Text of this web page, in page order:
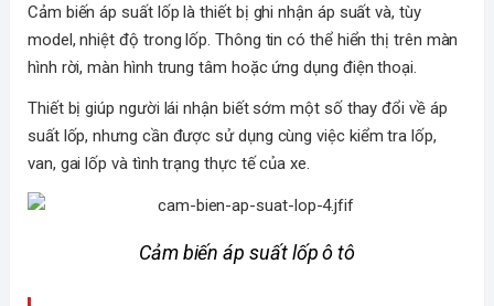
Cảm biến áp suất lốp là thiết bị ghi nhận áp suất và, tùy
model, nhiệt độ trong lốp. Thông tin có thể hiển thị trên màn
hình rời, màn hình trung tâm hoặc ứng dụng điện thoại.
Thiết bị giúp người lái nhận biết sớm một số thay đổi về áp
suất lốp, nhưng cần được sử dụng cùng việc kiểm tra lốp,
van, gai lốp và tình trạng thực tế của xe.
Cảm biến áp suất lốp ô tô